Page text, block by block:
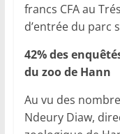
francs CFA au
d’entrée du parc
42% des
du zoo de Hann
Au vu des
Ndeury Diaw,